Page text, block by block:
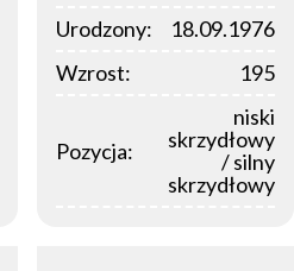
Urodzony:
18.09.1976
Wzrost:
195
Pozycja:
niski
skrzydłowy
/ silny
skrzydłowy